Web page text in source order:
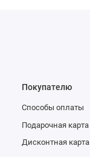
Покупателю
Способы оплаты
Подарочная карта
Дисконтная карта